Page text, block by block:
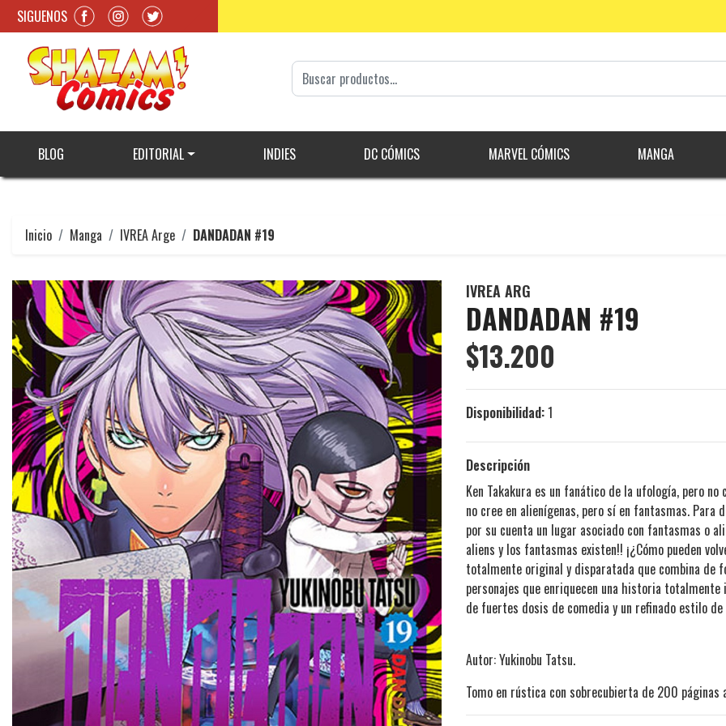
SIGUENOS
BLOG EDITORIAL INDIES DC CÓMICS MARVEL CÓMICS MANGA
Inicio Manga IVREA Arge DANDADAN #19
IVREA ARG
DANDADAN #19
$13.200
Disponibilidad:1
Descripción
Ken Takakura es un fanático de la ufología, pero
no cree en alienígenas, pero sí en fantasmas.
por su cuenta un lugar asociado con fantasmas o
aliens y los fantasmas existen!! ¡¿Cómo pueden
totalmente original y disparatada que combina de
personajes que enriquecen una historia
de fuertes dosis de comedia y un refinado estilo de
Autor: Yukinobu Tatsu.
Tomo en rústica con sobrecubierta de 200 páginas